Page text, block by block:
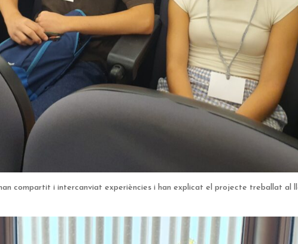
compartit i intercanviat experiències i han explicat el projecte treballat al